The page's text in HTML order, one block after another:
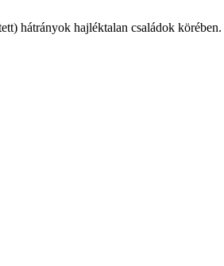
hátrányok hajléktalan családok körében.